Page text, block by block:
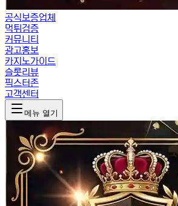
공식보증업체
먹튀검증
커뮤니티
광고홍보
카지노가이드
슬롯리뷰
픽스터존
고객센터
메뉴 열기